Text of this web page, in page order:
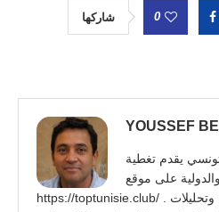
شاركها 0
YOUSSEF
يقدم تغطية
على موقع
https://toptunisie.club/ . يتميز بتقديم تقارير دقيقة وتحليلات